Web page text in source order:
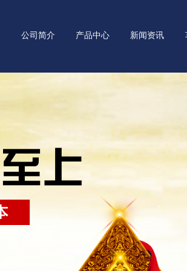
公司简介 产品中心 新闻资讯